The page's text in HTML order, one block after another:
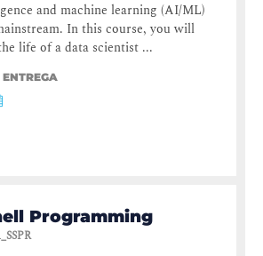
and machine learning (AI/ML)
In this course, you will
life of a data scientist ...
Programming